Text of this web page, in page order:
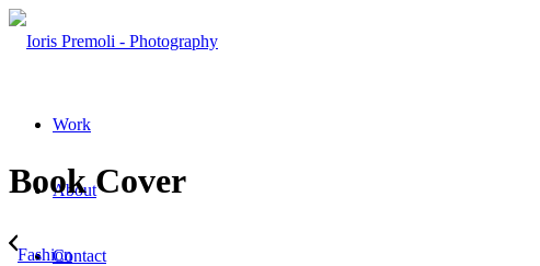
Work
About
Contact
Book Cover
Fashion